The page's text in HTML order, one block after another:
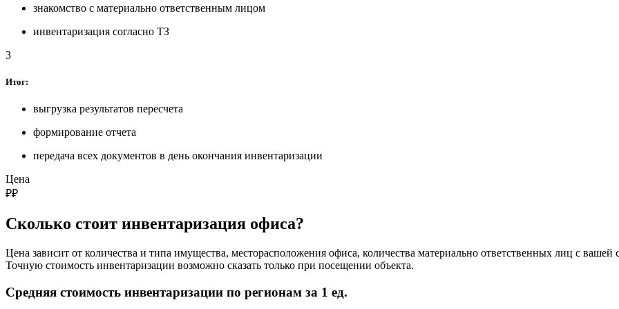
знакомство с материально ответственным лицом
инвентаризация согласно ТЗ
3
Итог:
выгрузка результатов пересчета
формирование отчета
передача всех документов в день окончания инвентаризации
Цена
₽₽
Сколько стоит инвентаризация офиса?
Цена зависит от количества и типа имущества, месторасположения офиса, количества материально ответственных лиц с вашей
Точную стоимость инвентаризации возможно сказать только при посещении объекта.
Средняя стоимость инвентаризации по регионам за 1 ед.